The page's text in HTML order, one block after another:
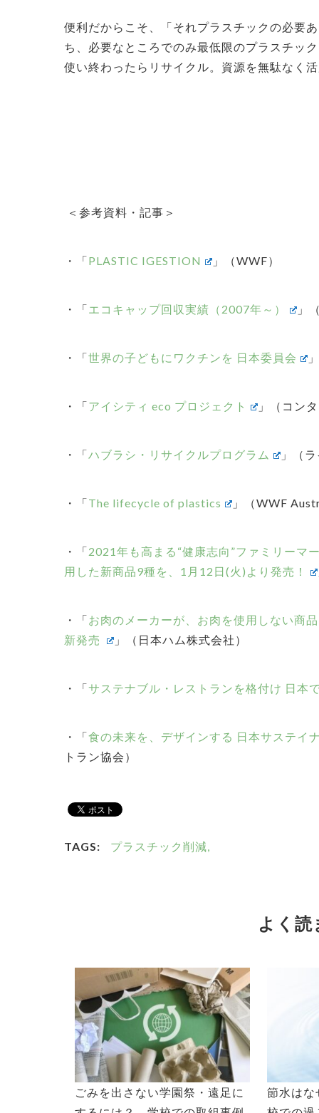
便利だからこそ、「それプラスチックの必要
ち、必要なところでのみ最低限のプラスチッ
使い終わったらリサイクル。 資源を無駄なく
＜参考資料・記事＞
・「PLASTIC IGESTION 」（WWF）
・「エコキャップ回収実績（2007年～） 」
・「世界の子どもにワクチンを 日本委員会
・「アイシティ eco プロジェクト 」（コン
・「ハブラシ・リサイクルプログラム 」（
・「The lifecycle of plastics 」（WWF
・「2021年も高まる“健康志向”ファミリーマ
用した新商品9種を、1月12日(火)より発売！
・「お肉のメーカーが、お肉を使用しない商
新発売
」（日本ハム株式会社）
・「サステナブル・レストランを格付け 日本
・「食の未来を、デザインする 日本サステイ
トラン協会）
TAGS: プラスチック削減,
よく読
ごみを出さない学園祭・遠足に
節水はな